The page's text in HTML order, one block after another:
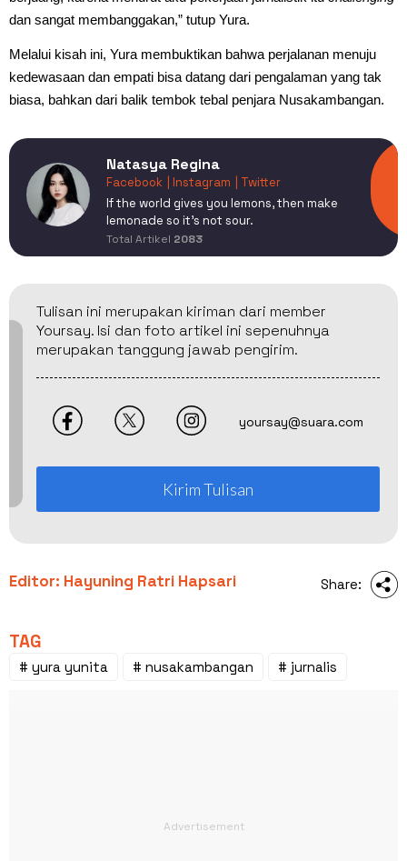
dan sangat membanggakan,” tutup Yura.
Melalui kisah ini, Yura membuktikan bahwa perjalanan menuju
kedewasaan dan empati bisa datang dari pengalaman yang tak
biasa, bahkan dari balik tembok tebal penjara Nusakambangan.
Natasya Regina
Facebook | Instagram
| Twitter
If the world gives you lemons, then make
lemonade so it's not sour.
Total Artikel 2083
Tulisan ini merupakan kiriman dari member
Yoursay. Isi dan foto artikel ini sepenuhnya
merupakan tanggung jawab pengirim.
yoursay@suara.com
Kirim Tulisan
Editor: Hayuning Ratri Hapsari Share:
TAG
# yura yunita # nusakambangan # jurnalis